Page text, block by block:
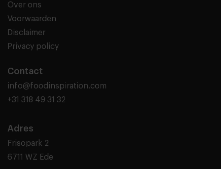
Over ons
Voorwaarden
Disclaimer
Privacy policy
Contact
info@foodinspiration.com
+31 318 49 31 32
Adres
Frisopark 2
6711 WZ Ede